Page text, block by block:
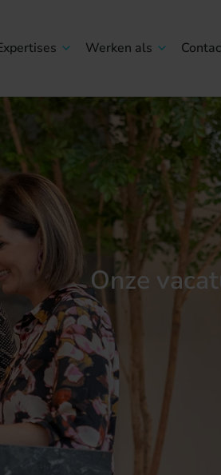
Werken als
Onze